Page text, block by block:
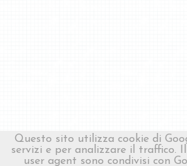
Copyright ©2010-2026 Made In
Creatività|
Questo sito utilizza cookie di
servizi e per analizzare il traffico.
user agent sono condivisi con